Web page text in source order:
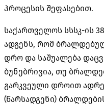
პროცესის შეფასებით.
საქართველოს სსსკ-ის
ადგენს, რომ
დრო და საშუალება
ბუნებრივია, თუ
გარკვეული დროით
(წარსადგენი)